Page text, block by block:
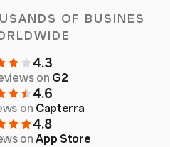
OF BUSINES
4.3
on G2
4.6
on Capterra
4.8
onApp Store